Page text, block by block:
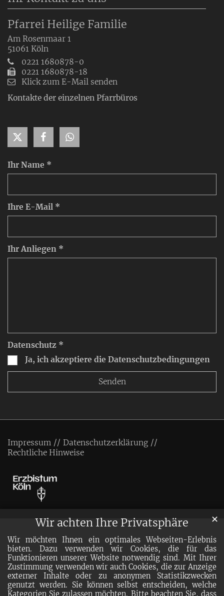
Wir achten Ihre Privatsphäre
Wir möchten Ihnen ein optimales Webseiten-Erlebnis
bieten. Dazu verwenden wir Cookies, die für das
Funktionieren unserer Website notwendig sind. Mit Ihrer
Zustimmung verwenden wir auch Cookies, die zur Anzeige
externer Inhalte oder zu anonymen Statistikzwecken
genutzt werden. Sie können selbst entscheiden, welche
Kategorien Sie zulassen möchten. Bitte beachten Sie, dass
✕
Ihr Name *
Ihre E-Mail *
Ihr Anliegen *
Datenschutz *
Ja, ich akzeptiere die Datenschutzbedingungen
Pfarrei Heilige Familie
Am Rosenmaar 1
51061 Köln
0221 1680878-0
0221 1680878-18
Klick zum E-Mail senden
Kontakte der einzelnen Pfarrbüros
Impressum
Datenschutzerklärung
Rechtliche Hinweise